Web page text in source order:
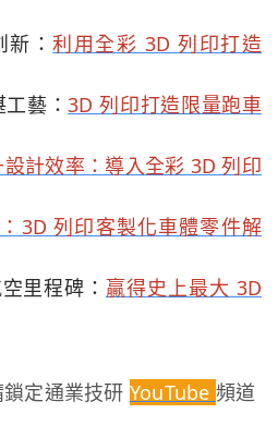
新：利用全彩 3D 列印打造
工藝：3D 列印打造限量跑車
計效率：導入全彩 3D 列印
3D 列印客製化車體零件解
里程碑：贏得史上最大 3D
定通業技研 YouTube 頻道